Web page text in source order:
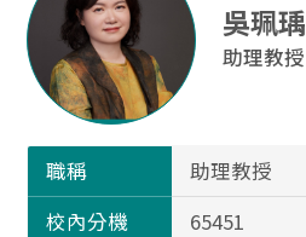
吳珮瑀
助理教授
職稱
助理教授
校內分機
65451